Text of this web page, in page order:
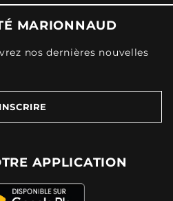
MARIONNAUD
nos dernières nouvelles
APPLICATION